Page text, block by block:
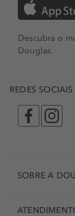
Descubra o
Douglas.
REDES SOCIAIS
SOBRE A